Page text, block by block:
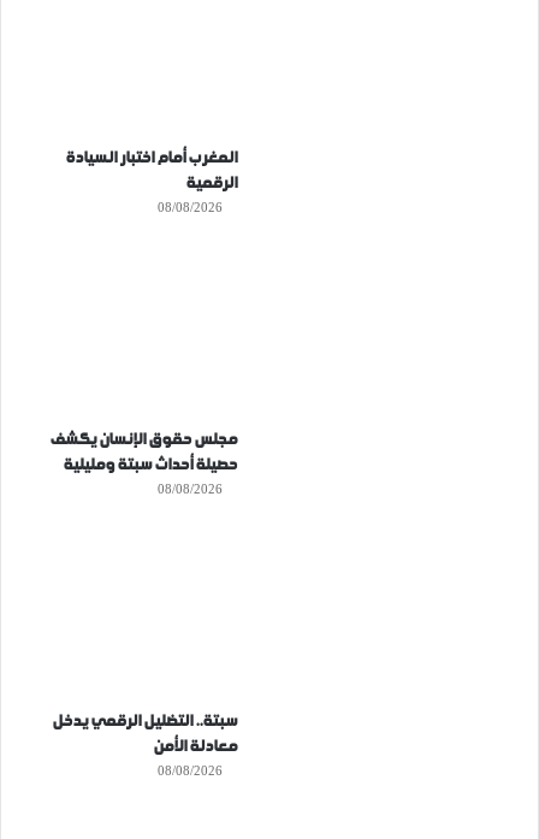
المغرب أمام اختبار السيادة
الرقمية
08/08/2026
مجلس حقوق الإنسان يكشف
حصيلة أحداث سبتة ومليلية
08/08/2026
سبتة.. التضليل الرقمي يدخل
معادلة الأمن
08/08/2026